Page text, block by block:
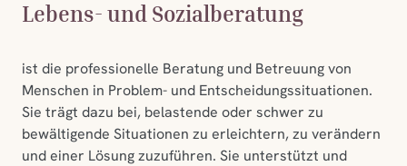
Lebens- und Sozialberatung
ist die professionelle Beratung und Betreuung von
Menschen in Problem- und Entscheidungssituationen.
Sie trägt dazu bei, belastende oder schwer zu
bewältigende Situationen zu erleichtern, zu verändern
und einer Lösung zuzuführen. Sie unterstützt und